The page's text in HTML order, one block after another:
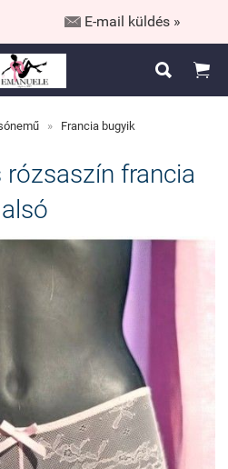
 E-mail küldés »
 
» Francia bugyik
rózsaszín francia
alsó